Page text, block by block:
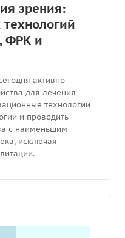
зрения:
ФРК и
активно
для лечения
технологии
и проводить
с наименьшим
исключая